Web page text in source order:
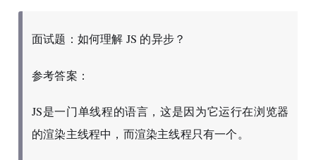
面试题：如何理解 JS 的异步？
参考答案：
JS是一门单线程的语言，这是因为它运行在浏览器
的渲染主线程中，而渲染主线程只有一个。